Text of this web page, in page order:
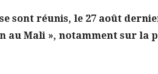
sont réunis, le 27 août
au Mali », notamment sur la